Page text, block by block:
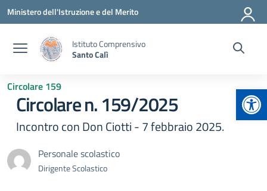
Vai ai contenuti
Vai al menu di navigazione
Vai al footer
Ministero dell'Istruzione e del Merito
Istituto Comprensivo
Santo Calì
Circolare 159
Circolare n. 159/2025
Incontro con Don Ciotti - 7 febbraio 2025.
Personale scolastico
Dirigente Scolastico